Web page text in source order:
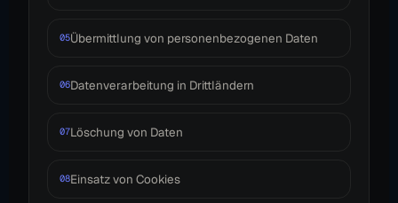
05Übermittlung von personenbezogenen Daten
06Datenverarbeitung in Drittländern
07Löschung von Daten
08Einsatz von Cookies